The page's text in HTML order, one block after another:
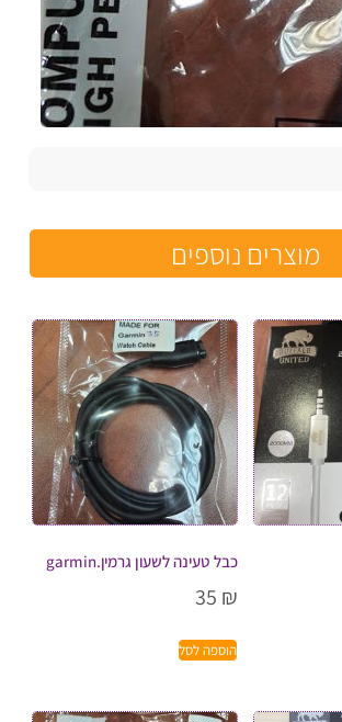
מוצרים נוספים
כבל טעינה לשעון גרמין.garmin
35 ₪
הוספה לסל